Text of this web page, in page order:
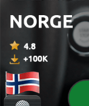
4 - המלאכוית
13 apr. 2026
וחדשנות
בענפים שונים
13 apr. 2026